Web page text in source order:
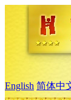
English 简体中